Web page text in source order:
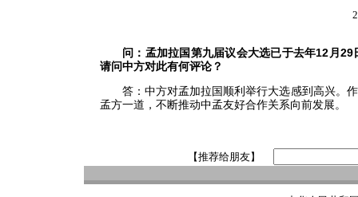
问：孟加拉国第九届议会大选已于去年12月
请问中方对此有何评论？
答：中方对孟加拉国顺利举行大选感到高兴。作
孟方一道，不断推动中孟友好合作关系向前发展。
【推荐给朋友】